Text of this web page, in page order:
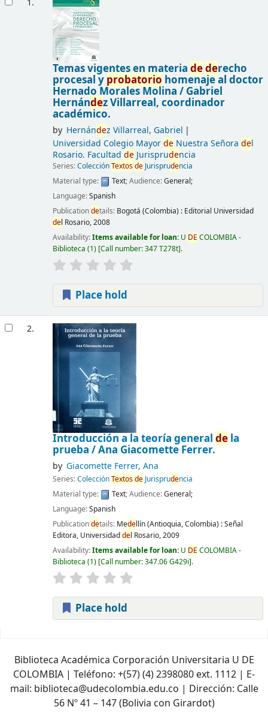
1.
Temas vigentes en materia dederecho
procesal y probatorio homenaje al doctor
Hernado Morales Molina / Gabriel
Hernández Villarreal, coordinador
académico.
by Hernández Villarreal, Gabriel
Universidad Colegio MayordeNuestra Señora del
Rosario. Facultad deJurisprudencia
Series:ColecciónTextosdeJurisprudencia
Material type:
Text; Audience:General;
Language:Spanish
Publicationdetails: Bogotá (Colombia) : Editorial Universidad
del Rosario,2008
Availability:Items available for loan: U DE COLOMBIA -
Biblioteca (1) Call number:347 T278t .
Place hold
2.
Introducción a la teoría general dela
prueba /Ana Giacomette Ferrer.
by Giacomette Ferrer, Ana
Series:ColecciónTextosdeJurisprudencia
Material type:
Text; Audience:General;
Language:Spanish
Publicationdetails: Medellín (Antioquia, Colombia) :Señal
Editora, Universidaddel Rosario,2009
Availability:Items available for loan: U DE COLOMBIA -
Biblioteca (1) Call number:347.06 G429i .
Place hold
Biblioteca Académica Corporación Universitaria U DE
COLOMBIA | Teléfono: +(57) (4) 2398080 ext. 1112 | E-
mail: biblioteca@udecolombia.edu.co | Dirección: Calle
56 Nº 41 – 147 (Bolivia con Girardot)